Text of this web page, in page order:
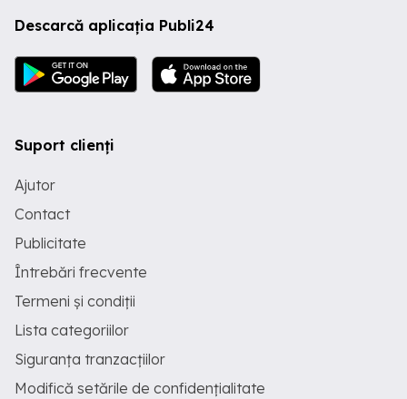
Descarcă aplicația Publi24
Suport clienți
Ajutor
Contact
Publicitate
Întrebări frecvente
Termeni și condiții
Lista categoriilor
Siguranța tranzacțiilor
Modifică setările de confidențialitate